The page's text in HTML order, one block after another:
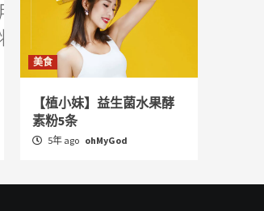
美食
【植小妹】益生菌水果酵
素粉5条
5年 ago ohMyGod